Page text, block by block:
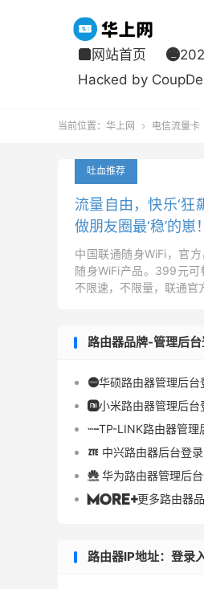
 网站首页 
Hacked by
当前位置： 华上网  电信流量卡
吐血推荐
流量自由，快乐‘狂
做朋友圈最‘稳’的崽！
中国联通随身WiFi，官
随身WiFi产品。399元可
不限速，不限量，联通官
路由器品牌-管理后
华硕路由器管理后台
小米路由器管理后台
TP-LINK路由器管理
 中兴路由器后台登
 华为路由器管理后
更多路由器
路由器IP地址：登录